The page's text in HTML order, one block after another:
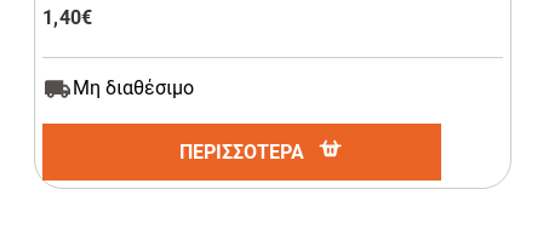
1,40€
Μη διαθέσιμο
ΠΕΡΙΣΣΟΤΕΡΑ